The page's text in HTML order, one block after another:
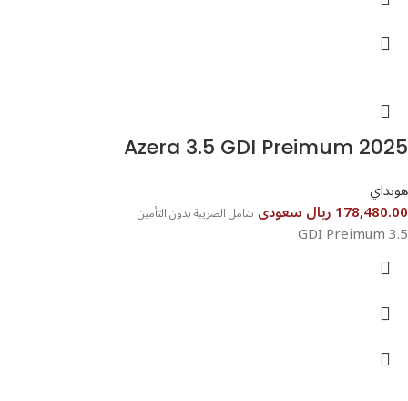
Azera 3.5 GDI Preimum 2025⁩⁩
هونداي
178,480.00 ريال سعودى شامل الضريبة بدون التأمين
3.5 GDI Preimum